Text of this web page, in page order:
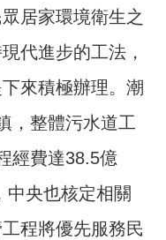
居家環境衛生之
代進步的工法，
來積極辦理。潮
，整體污水道工
經費達38.5億
中央也核定相關
程將優先服務民